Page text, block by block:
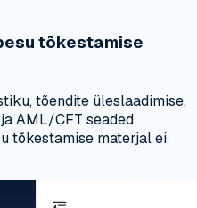
tõkestamise
tõendite üleslaadimise,
AML/CFT seaded
tõkestamise materjal ei